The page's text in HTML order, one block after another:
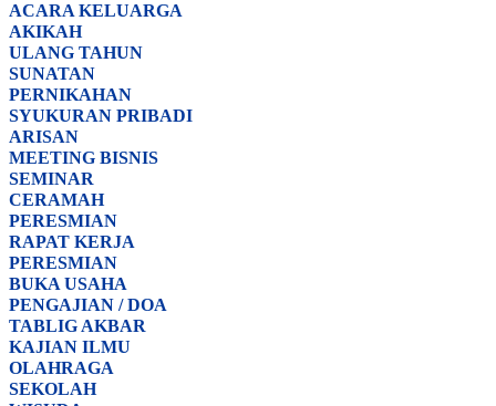
ACARA KELUARGA
AKIKAH
ULANG TAHUN
SUNATAN
PERNIKAHAN
SYUKURAN PRIBADI
ARISAN
MEETING BISNIS
SEMINAR
CERAMAH
PERESMIAN
RAPAT KERJA
PERESMIAN
BUKA USAHA
PENGAJIAN / DOA
TABLIG AKBAR
KAJIAN ILMU
OLAHRAGA
SEKOLAH